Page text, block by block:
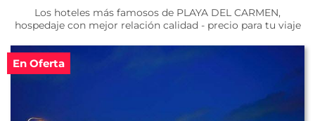
Los hoteles más famosos de PLAYA DEL CARMEN,
hospedaje con mejor relación calidad - precio para tu viaje
En Oferta